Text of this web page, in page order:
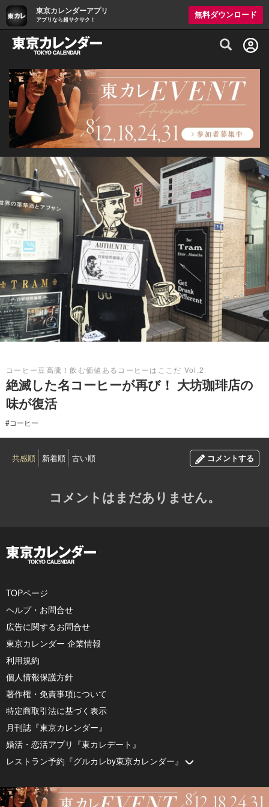
東京カレンダーアプリ
アプリなら超サクサク！
無料ダウンロード
グルメ情報・プレミアムレストラン予約
コーヒー豆高騰！飲む価値あるコーヒーはここだ Vol.2
絶滅した名コーヒーが再び！ 大坊珈琲店の
味が復活
#コーヒー
共感順 新着順 古い順 コメントする
コメントはまだありません。
TOPページ
ヘルプ・お問合せ
広告に関するお問合せ
東京カレンダー 企業情報
利用規約
個人情報保護方針
著作権・免責事項について
特定商取引法に基づく表示
月刊誌『東京カレンダー』
婚活・恋活アプリ『東カレデート』
レストラン予約『グルカレby東京カレンダー』